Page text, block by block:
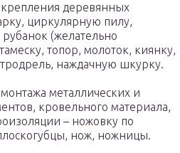
деревянных
циркулярную пилу,
(желательно
топор, молоток, киянку,
наждачную шкурку.
металлических и
кровельного материала,
– ножовку по
нож, ножницы.